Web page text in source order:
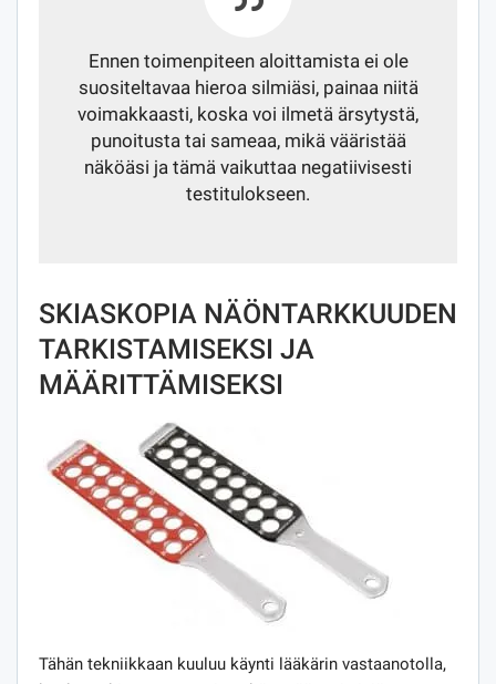
Ennen toimenpiteen aloittamista ei ole
suositeltavaa hieroa silmiäsi, painaa niitä
voimakkaasti, koska voi ilmetä ärsytystä,
punoitusta tai sameaa, mikä vääristää
näköäsi ja tämä vaikuttaa negatiivisesti
testitulokseen.
SKIASKOPIA NÄÖNTARKKUUDEN
TARKISTAMISEKSI JA
MÄÄRITTÄMISEKSI
Tähän tekniikkaan kuuluu käynti lääkärin vastaanotolla,